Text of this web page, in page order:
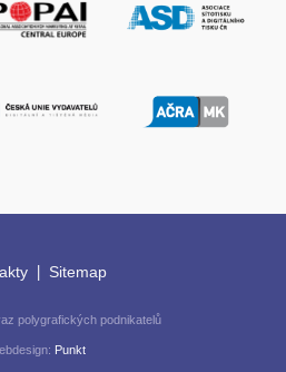
| Sitemap
polygrafických podnikatelů
Punkt